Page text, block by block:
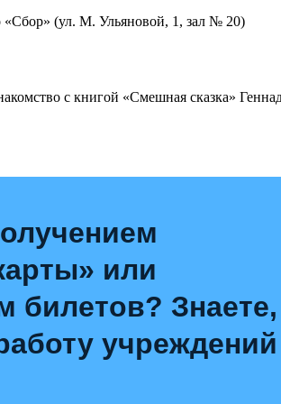
«Сбор» (ул. М. Ульяновой, 1, зал № 20)
с книгой «Смешная сказка»
или
билетов? Знаете,
учреждений